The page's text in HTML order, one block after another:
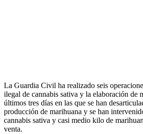
La Guardia Civil ha realizado seis
ilegal de cannabis sativa y la elaboración de
últimos tres días en las que se han
producción de marihuana y se han
cannabis sativa y casi medio kilo de
venta.